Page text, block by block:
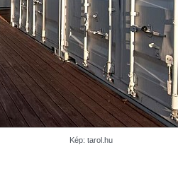
Kép: tarol.hu